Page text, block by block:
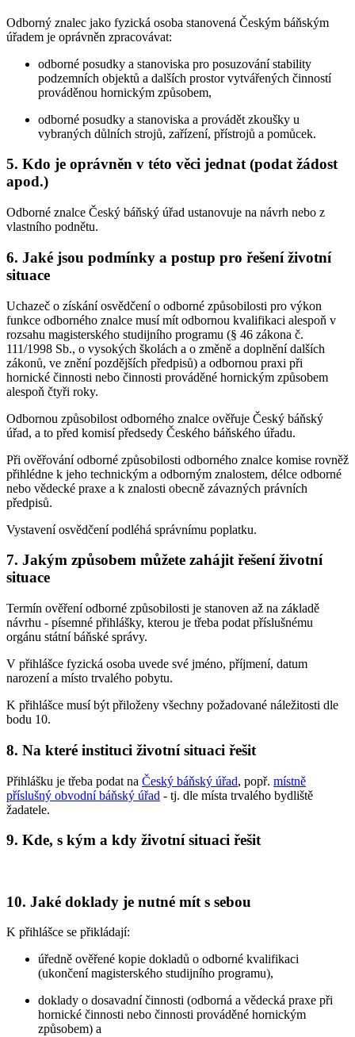
Odborný znalec jako fyzická osoba stanovená Českým báňským
úřadem je oprávněn zpracovávat:
odborné posudky a stanoviska pro posuzování stability
podzemních objektů a dalších prostor vytvářených činností
prováděnou hornickým způsobem,
odborné posudky a stanoviska a provádět zkoušky u
vybraných důlních strojů, zařízení, přístrojů a pomůcek.
5. Kdo je oprávněn v této věci jednat (podat žádost
apod.)
Odborné znalce Český báňský úřad ustanovuje na návrh nebo z
vlastního podnětu.
6. Jaké jsou podmínky a postup pro řešení životní
situace
Uchazeč o získání osvědčení o odborné způsobilosti pro výkon
funkce odborného znalce musí mít odbornou kvalifikaci alespoň v
rozsahu magisterského studijního programu (§ 46 zákona č.
111/1998 Sb., o vysokých školách a o změně a doplnění dalších
zákonů, ve znění pozdějších předpisů) a odbornou praxi při
hornické činnosti nebo činnosti prováděné hornickým způsobem
alespoň čtyři roky.
Odbornou způsobilost odborného znalce ověřuje Český báňský
úřad, a to před komisí předsedy Českého báňského úřadu.
Při ověřování odborné způsobilosti odborného znalce komise rovněž
přihlédne k jeho technickým a odborným znalostem, délce odborné
nebo vědecké praxe a k znalosti obecně závazných právních
předpisů.
Vystavení osvědčení podléhá správnímu poplatku.
7. Jakým způsobem můžete zahájit řešení životní
situace
Termín ověření odborné způsobilosti je stanoven až na základě
návrhu - písemné přihlášky, kterou je třeba podat příslušnému
orgánu státní báňské správy.
V přihlášce fyzická osoba uvede své jméno, příjmení, datum
narození a místo trvalého pobytu.
K přihlášce musí být přiloženy všechny požadované náležitosti dle
bodu 10.
8. Na které instituci životní situaci řešit
Přihlášku je třeba podat na Český báňský úřad, popř. místně
příslušný obvodní báňský úřad - tj. dle místa trvalého bydliště
žadatele.
9. Kde, s kým a kdy životní situaci řešit
10. Jaké doklady je nutné mít s sebou
K přihlášce se přikládají:
úředně ověřené kopie dokladů o odborné kvalifikaci
(ukončení magisterského studijního programu),
doklady o dosavadní činnosti (odborná a vědecká praxe při
hornické činnosti nebo činnosti prováděné hornickým
způsobem) a